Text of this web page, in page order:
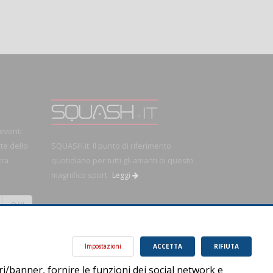
dello
OK!
SQUASH.it: Il punto di riferimento
quotidiano per tutti gli amanti di questo
magnifico sport.
Leggi
RIFIUTA
ACCETTA
Impostazioni
banner, fornire le funzioni dei social network e